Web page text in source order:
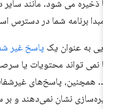
ذخیره می شود. مانند سایر
مبدا برنامه شما در دسترس است.
به عنوان یک پاسخ غیر شفاف
نمی تواند محتویات یا سرصفحه
نشان نمی‌دهند و بر